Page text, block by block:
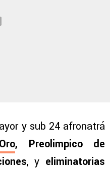
y sub 24 afronatrá
,
Preolimpico de
, y eliminatorias